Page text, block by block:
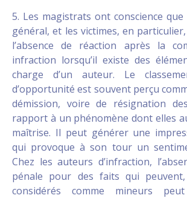
5. Les magistrats ont conscience
général, et les victimes, en
l’absence de réaction après la
infraction lorsqu’il existe des
charge d’un auteur. Le
d’opportunité est souvent perçu
démission, voire de résignation
rapport à un phénomène dont elles
maîtrise. Il peut générer une
qui provoque à son tour un
Chez les auteurs d’infraction,
pénale pour des faits qui
considérés comme mineurs